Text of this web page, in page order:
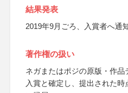
結果発表
2019年9月ごろ、入賞者へ通
著作権の扱い
ネガまたはポジの原版・作品
入賞と確定し、提出された